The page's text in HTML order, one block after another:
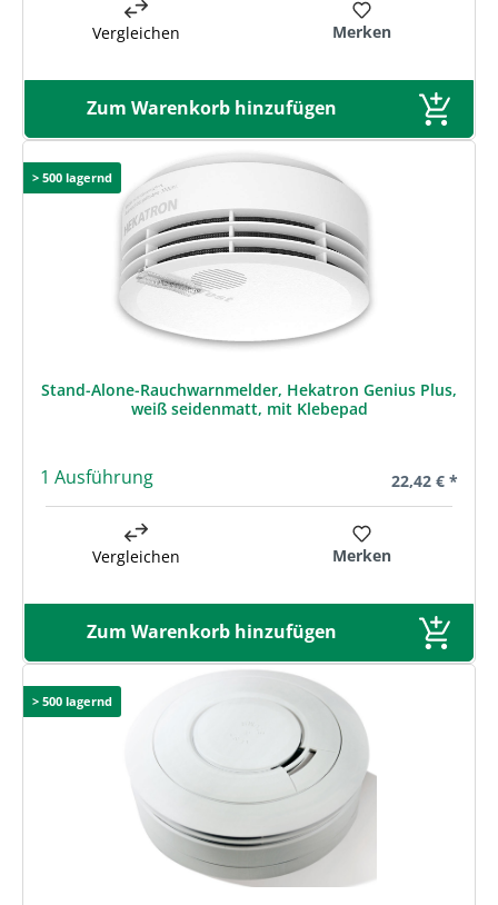
Vergleichen Merken
Zum Warenkorb hinzufügen
> 500 lagernd
Stand-Alone-Rauchwarnmelder, Hekatron Genius Plus,
weiß seidenmatt, mit Klebepad
1 Ausführung Regulärer
22,42 € *
Vergleichen Merken
Zum Warenkorb hinzufügen
> 500 lagernd